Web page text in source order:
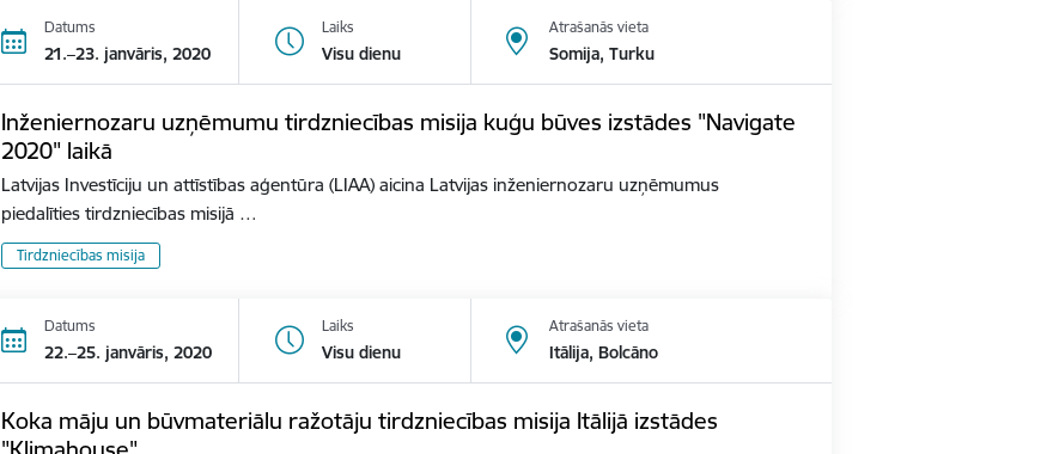
Datums
21.–23. janvāris, 2020
Laiks
Visu dienu
Atrašanās vieta
Somija, Turku
Inženiernozaru uzņēmumu tirdzniecības misija kuģu būves izstādes "Navigate
2020" laikā
Latvijas Investīciju un attīstības aģentūra (LIAA) aicina Latvijas inženiernozaru uzņēmumus
piedalīties tirdzniecības misijā …
Tirdzniecības misija
Datums
22.–25. janvāris, 2020
Laiks
Visu dienu
Atrašanās vieta
Itālija, Bolcāno
Koka māju un būvmateriālu ražotāju tirdzniecības misija Itālijā izstādes